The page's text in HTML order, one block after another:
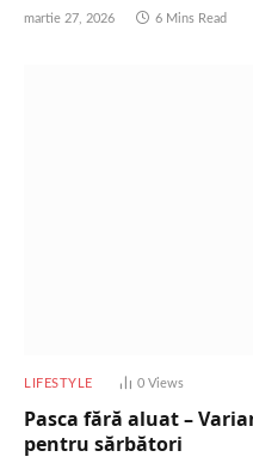
martie 27, 2026 6 Mins Read
LIFESTYLE 0 Views
Pasca fără aluat –
pentru sărbători